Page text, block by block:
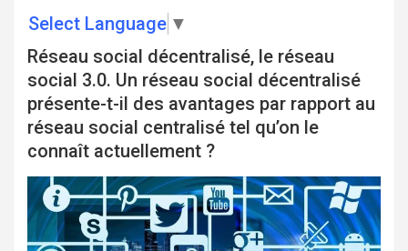
Select Language ▼
Réseau social décentralisé, le réseau
social 3.0. Un réseau social décentralisé
présente-t-il des avantages par rapport au
réseau social centralisé tel qu’on le
connaît actuellement ?